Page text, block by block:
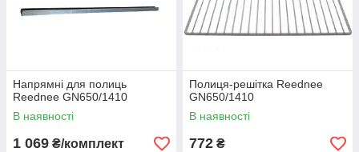
Напрямні для полиць
Reednee GN650/1410
В наявності
1 069 ₴/комплект
Полиця-решітка Reednee
GN650/1410
В наявності
772 ₴